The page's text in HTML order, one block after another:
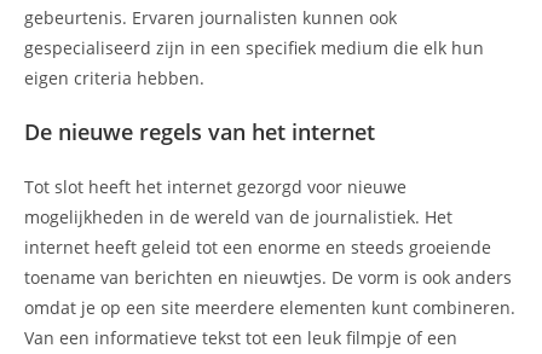
gebeurtenis. Ervaren journalisten kunnen ook
gespecialiseerd zijn in een specifiek medium die elk hun
eigen criteria hebben.
De nieuwe regels van het internet
Tot slot heeft het internet gezorgd voor nieuwe
mogelijkheden in de wereld van de journalistiek. Het
internet heeft geleid tot een enorme en steeds groeiende
toename van berichten en nieuwtjes. De vorm is ook anders
omdat je op een site meerdere elementen kunt combineren.
Van een informatieve tekst tot een leuk filmpje of een